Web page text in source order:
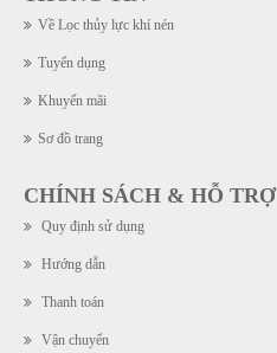
Về Lọc thủy lực khí nén
Tuyển dụng
Khuyến mãi
Sơ đồ trang
CHÍNH SÁCH & HỖ TRỢ
Quy định sử dụng
Hướng dẫn
Thanh toán
Vận chuyển